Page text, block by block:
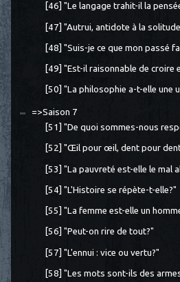
[46] "Le langage trahit-il la
[47] "Autrui, antidote à la
[48] "Suis-je ce que mon passé
[49] "Est-il raisonnable de croire
[50] "La philosophie a-t-elle une
=>Saison 7
[51] "De quoi sommes-nous
[52] "Œil pour œil, dent pour
[53] "La pauvreté est-elle le mal
[54] "L'Histoire se répète-t-elle?"
[55] "La femme est-elle un
[56] "Peut-on rire de tout?"
[57] "L'ennui : vice ou vertu?"
[58] "Les mots sont-ils des